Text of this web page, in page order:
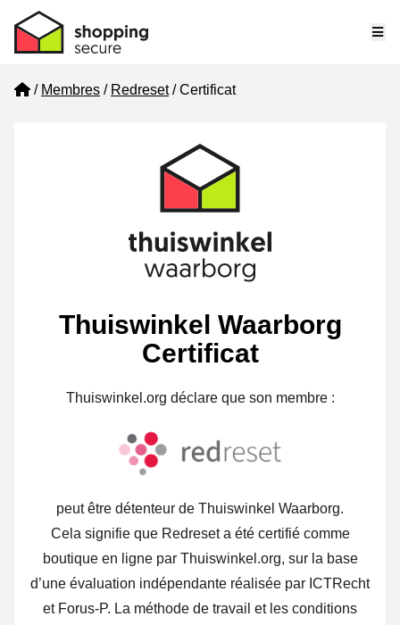
Home
Membres Redreset Certificat
Thuiswinkel Waarborg
Certificat
Thuiswinkel.org déclare que son membre :
peut être détenteur de Thuiswinkel Waarborg.
Cela signifie que Redreset a été certifié comme
boutique en ligne par Thuiswinkel.org, sur la base
d’une évaluation indépendante réalisée par ICTRecht
et Forus-P. La méthode de travail et les conditions